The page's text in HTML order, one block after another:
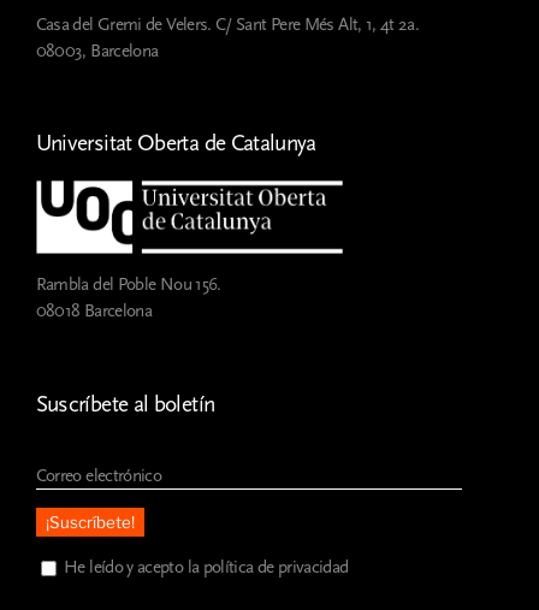
Casa del Gremi de Velers. C/ Sant Pere Més Alt, 1, 4t 2a.
08003, Barcelona
Universitat Oberta de Catalunya
Rambla del Poble Nou 156.
08018 Barcelona
Suscríbete al boletín
He leído y acepto la política de privacidad